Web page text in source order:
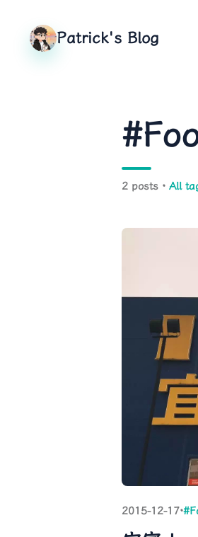
Patrick's Blog
2 posts · All
2015-12-17·